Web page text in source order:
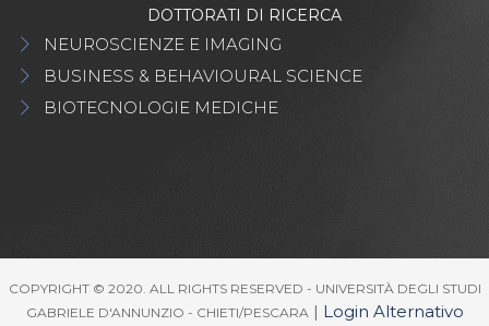
DOTTORATI DI RICERCA
NEUROSCIENZE E IMAGING
BUSINESS & BEHAVIOURAL SCIENCE
BIOTECNOLOGIE MEDICHE
COPYRIGHT © 2020. ALL RIGHTS RESERVED - UNIVERSITÀ DEGLI STUDI
GABRIELE D'ANNUNZIO - CHIETI/PESCARA| Login Alternativo